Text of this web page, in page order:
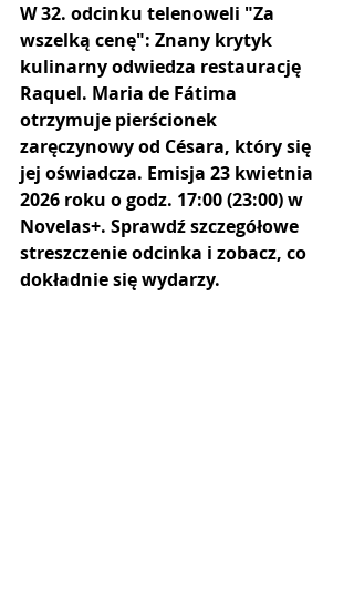
W 32. odcinku telenoweli "Za
wszelką cenę": Znany krytyk
kulinarny odwiedza restaurację
Raquel. Maria de Fátima
otrzymuje pierścionek
zaręczynowy od Césara, który się
jej oświadcza. Emisja 23 kwietnia
2026 roku o godz. 17:00 (23:00) w
Novelas+. Sprawdź szczegółowe
streszczenie odcinka i zobacz, co
dokładnie się wydarzy.